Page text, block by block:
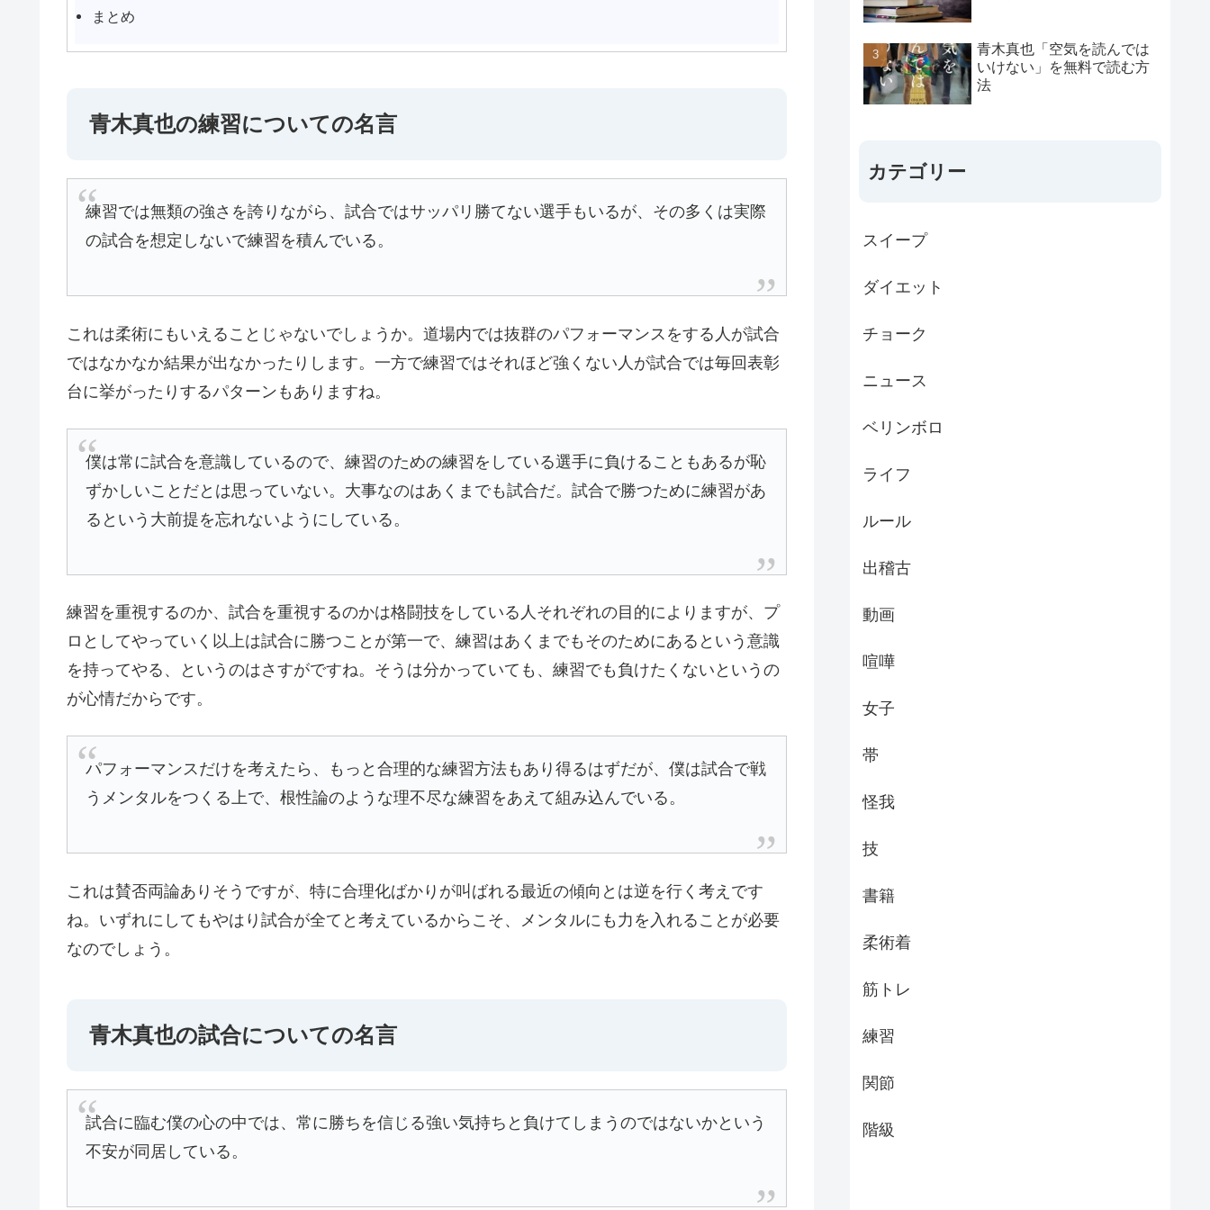
まとめ
青木真也の練習についての名言
練習では無類の強さを誇りながら、試合ではサッパリ勝てない選手もいるが、その多くは実際
の試合を想定しないで練習を積んでいる。
これは柔術にもいえることじゃないでしょうか。道場内では抜群のパフォーマンスをする人が試合
ではなかなか結果が出なかったりします。一方で練習ではそれほど強くない人が試合では毎回表彰
台に挙がったりするパターンもありますね。
僕は常に試合を意識しているので、練習のための練習をしている選手に負けることもあるが恥
ずかしいことだとは思っていない。大事なのはあくまでも試合だ。試合で勝つために練習があ
るという大前提を忘れないようにしている。
練習を重視するのか、試合を重視するのかは格闘技をしている人それぞれの目的によりますが、プ
ロとしてやっていく以上は試合に勝つことが第一で、練習はあくまでもそのためにあるという意識
を持ってやる、というのはさすがですね。そうは分かっていても、練習でも負けたくないというの
が心情だからです。
パフォーマンスだけを考えたら、もっと合理的な練習方法もあり得るはずだが、僕は試合で戦
うメンタルをつくる上で、根性論のような理不尽な練習をあえて組み込んでいる。
これは賛否両論ありそうですが、特に合理化ばかりが叫ばれる最近の傾向とは逆を行く考えです
ね。いずれにしてもやはり試合が全てと考えているからこそ、メンタルにも力を入れることが必要
なのでしょう。
青木真也の試合についての名言
試合に臨む僕の心の中では、常に勝ちを信じる強い気持ちと負けてしまうのではないかという
不安が同居している。
青木真也「空気を読んでは
いけない」を無料で読む方
法
カテゴリー
スイープ
ダイエット
チョーク
ニュース
ベリンボロ
ライフ
ルール
出稽古
動画
喧嘩
女子
帯
怪我
技
書籍
柔術着
筋トレ
練習
関節
階級